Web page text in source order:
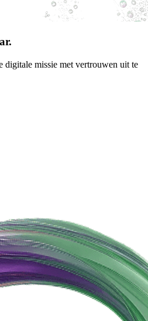
digitale missie met vertrouwen uit te